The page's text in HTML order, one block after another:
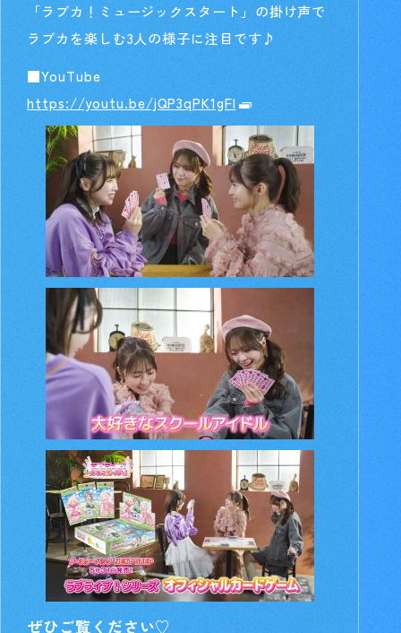
「ラブカ！ミュージックスタート」の掛け声で
ラブカを楽しむ3人の様子に注目です♪
■YouTube
https://youtu.be/jQP3qPK1gFI
ぜひご覧ください♡